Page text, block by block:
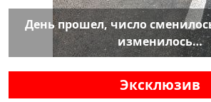
День прошел, число
изменилось…
Эксклюзив